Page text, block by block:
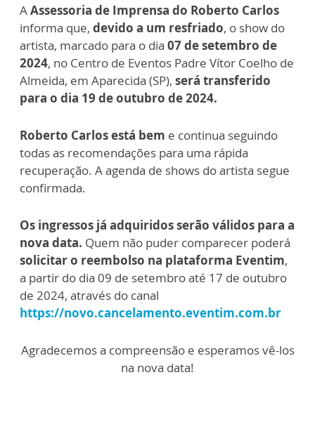
AAssessoria de Imprensa do Roberto Carlos
informa que, devido a um resfriado, o show do
artista, marcado para o dia 07 de setembro de
2024, no Centro de Eventos Padre Vítor Coelho de
Almeida, em Aparecida (SP), será transferido
para o dia 19 de outubro de 2024.
Roberto Carlos está bem e continua seguindo
todas as recomendações para uma rápida
recuperação. A agenda de shows do artista segue
confirmada.
Os ingressos já adquiridos serão válidos para a
nova data. Quem não puder comparecer poderá
solicitar o reembolso na plataforma Eventim,
a partir do dia 09 de setembro até 17 de outubro
de 2024, através do canal
https://novo.cancelamento.eventim.com.br
Agradecemos a compreensão e esperamos vê-los
na nova data!